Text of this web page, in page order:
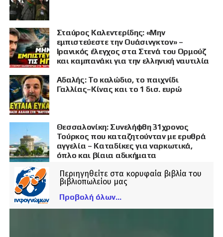
Σταύρος Καλεντερίδης: «Μην
εμπιστεύεστε την Ουάσινγκτον» –
Ιρανικός έλεγχος στα Στενά του Ορμούζ
και καμπανάκι για την ελληνική ναυτιλία
Αδαλής: Το καλώδιο, το παιχνίδι
Γαλλίας–Κίνας και το 1 δισ. ευρώ
Θεσσαλονίκη: Συνελήφθη 31χρονος
Τούρκος που καταζητούνταν με ερυθρά
αγγελία – Καταδίκες για ναρκωτικά,
όπλο και βίαια αδικήματα
Περιηγηθείτε στα κορυφαία βιβλία του
βιβλιοπωλείου μας
Προβολή όλων